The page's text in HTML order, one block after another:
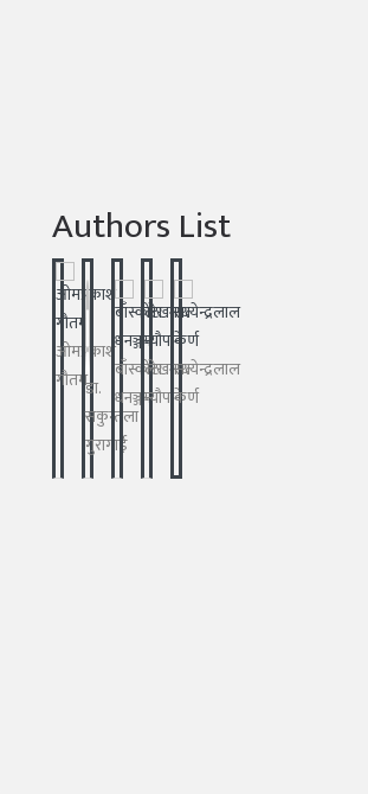
Authors List
ओमप्रकाश
गौतमडा.
सकुन्तला
गुरागाई
बाँस्कोटा
धनञ्जय
लेखनाथ
न्यौपाने
सत्येन्द्रलाल
कर्ण